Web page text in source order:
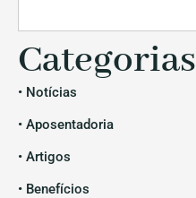
Categorias
• Notícias
• Aposentadoria
• Artigos
• Benefícios